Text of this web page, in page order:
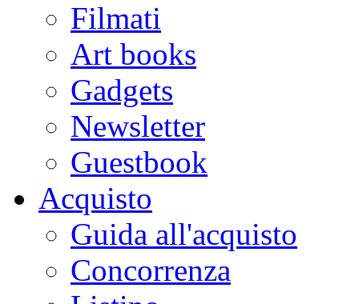
Filmati
Art books
Gadgets
Newsletter
Guestbook
Acquisto
Guida all'acquisto
Concorrenza